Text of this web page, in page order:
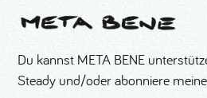
Du kannst META BENE
Steady und/oder abonniere